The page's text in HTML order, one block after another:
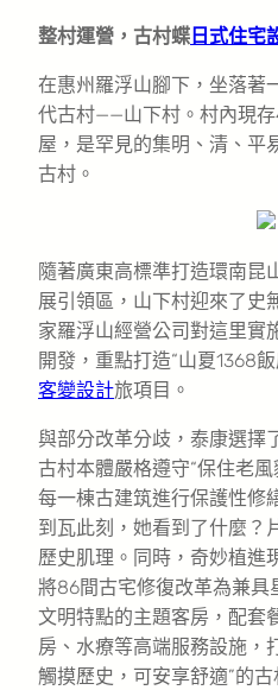
整村運營，古村蝶 日式住宅
在惠州羅浮山腳下，坐落著
代古村——山下村。村內現
屋，是罕見的集明、清、平
古村。
隨著廣東高標準打造環南昆
展引領區，山下村迎來了史
家羅浮山經營公司對這里實
開發，重點打造“山夏1368
客變設計旅項目。
與部分改革分歧，泰康選擇
古村本體嚴格遵守“保住老
每一棟古建筑進行保護性修
到瓦此刻，她看到了什麼？
歷史肌理。同時，奇妙植進
將86間古宅修復改革為兼具
文明特點的主題客房，配套
房、水療等高端服務設施，
觸摸歷史，可安享舒適”的古